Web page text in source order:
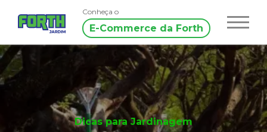
Conheça o
E-Commerce da Forth
Dicas para Jardinagem